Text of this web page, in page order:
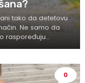
tako da detetovu
Ne samo da
raspoređuju...
0